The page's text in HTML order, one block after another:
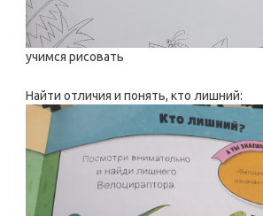
учимся рисовать
Найти отличия и понять, кто лишний: